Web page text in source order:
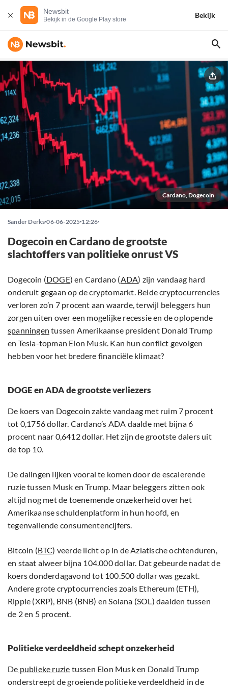
Newsbit
Bekijk in de Google Play store
Bekijk
Cardano, Dogecoin
Sander Derks 06-06-2025 12:26
Dogecoin en Cardano de grootste
slachtoffers van politieke onrust VS
Dogecoin (DOGE) en Cardano (ADA) zijn vandaag hard
onderuit gegaan op de cryptomarkt. Beide cryptocurrencies
verloren zo’n 7 procent aan waarde, terwijl beleggers hun
zorgen uiten over een mogelijke recessie en de oplopende
spanningen tussen Amerikaanse president Donald Trump
en Tesla-topman Elon Musk. Kan hun conflict gevolgen
hebben voor het bredere financiële klimaat?
DOGE en ADA de grootste verliezers
De koers van Dogecoin zakte vandaag met ruim 7 procent
tot 0,1756 dollar. Cardano’s ADA daalde met bijna 6
procent naar 0,6412 dollar. Het zijn de grootste dalers uit
de top 10.
De dalingen lijken vooral te komen door de escalerende
ruzie tussen Musk en Trump. Maar beleggers zitten ook
altijd nog met de toenemende onzekerheid over het
Amerikaanse schuldenplatform in hun hoofd, en
tegenvallende consumentencijfers.
Bitcoin (BTC) veerde licht op in de Aziatische ochtenduren,
en staat alweer bijna 104.000 dollar. Dat gebeurde nadat de
koers donderdagavond tot 100.500 dollar was gezakt.
Andere grote cryptocurrencies zoals Ethereum (ETH),
Ripple (XRP), BNB (BNB) en Solana (SOL) daalden tussen
de 2 en 5 procent.
Politieke verdeeldheid schept onzekerheid
De publieke ruzie tussen Elon Musk en Donald Trump
onderstreept de groeiende politieke verdeeldheid in de